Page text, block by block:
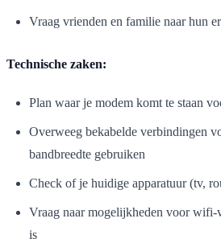
Vraag vrienden en familie naar hun
Technische zaken:
Plan waar je modem komt te staan
Overweeg bekabelde verbindingen
bandbreedte gebruiken
Check of je huidige apparatuur (tv,
Vraag naar mogelijkheden voor wifi-
is